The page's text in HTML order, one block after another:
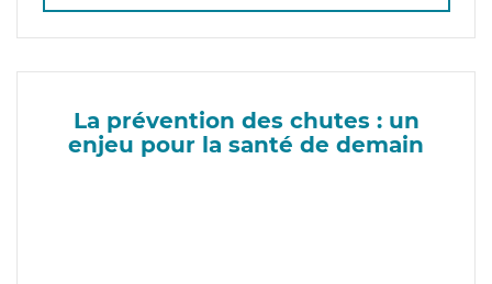
La prévention des chutes : un
enjeu pour la santé de demain